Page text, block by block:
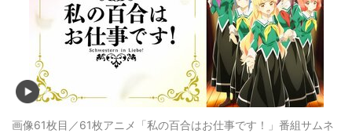
画像61枚目／61枚アニメ「私の百合はお仕事です！」番組サムネ